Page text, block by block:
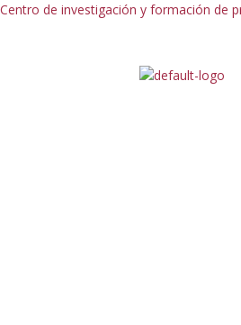
Centro de investigación y formación de